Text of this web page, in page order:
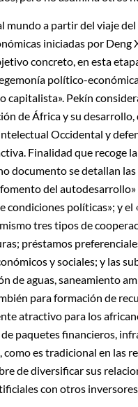
mundo a partir del viaje
iniciadas por
concreto, en esta
político-
capitalista». Pekín
de África y su
Occidental y
Finalidad que recoge
documento se detallan
del autodesarrollo»
condiciones políticas»; y
tres tipos de
préstamos
y sociales; y las
de aguas, saneamiento
para formación de
atractivo para los
paquetes financieros,
como es tradicional en las
de diversificar sus
con otros